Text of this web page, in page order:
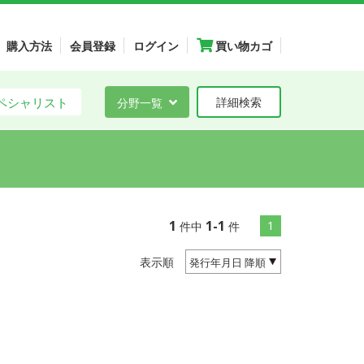
購入方法 会員登録 ログイン 買い物カゴ
シャリスト 分野一覧 詳細検索
1 件中 1-1 件 1
表示順